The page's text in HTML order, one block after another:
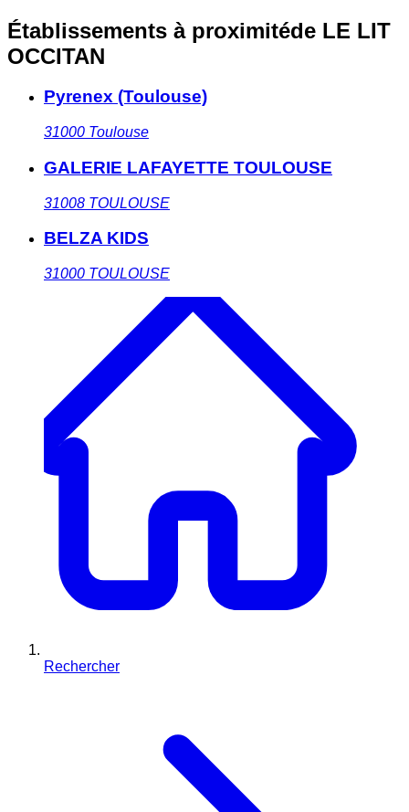
Établissements à proximitéde LE LIT
OCCITAN
Pyrenex (Toulouse)
31000 Toulouse
GALERIE LAFAYETTE TOULOUSE
31008 TOULOUSE
BELZA KIDS
31000 TOULOUSE
Rechercher